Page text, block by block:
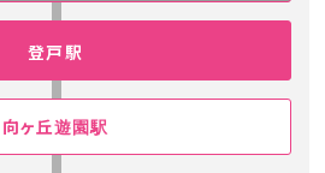
登戸駅
向ヶ丘遊園駅